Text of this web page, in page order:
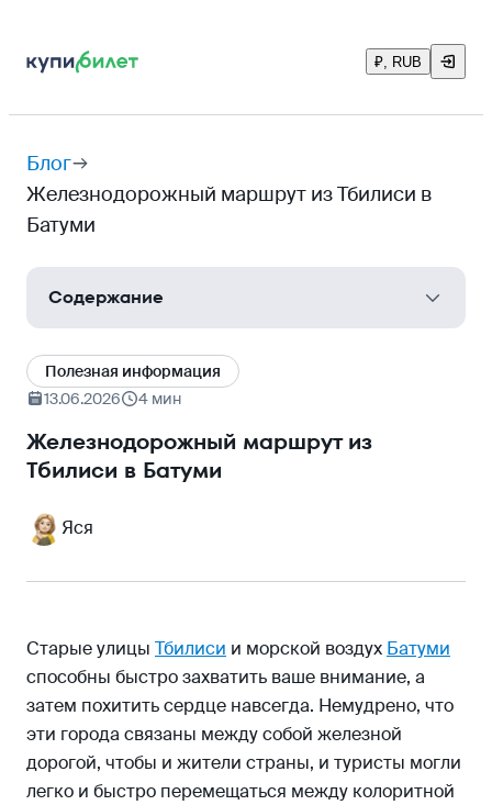
₽, RUB
Блог
Железнодорожный маршрут из Тбилиси в
Батуми
Содержание
Краткая сводка
Двухэтажный швейцарский экспресс
Классы обслуживания
Второй класс
Бизнес-класс
Полезная информация
13.06.2026
4 мин
Железнодорожный маршрут из
Тбилиси в Батуми
Яся
Старые улицы Тбилиси и морской воздух Батуми
способны быстро захватить ваше внимание, а
затем похитить сердце навсегда. Немудрено, что
эти города связаны между собой железной
дорогой, чтобы и жители страны, и туристы могли
легко и быстро перемещаться между колоритной